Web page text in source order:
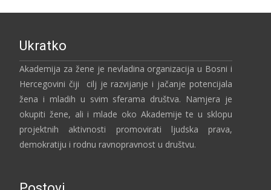
Ukratko
Akademija za žene je nevladina organizacija u Bosni i
Hercegovini čiji cilj je razvijanje i jačanje potencijala
žena i mladih u svim sferama društva. Namjera je
okupiti žene, ali i mlade oko Akademije te u sklopu
projektnih aktivnosti promovirati ljudska prava,
demokratiju i rodnu ravnopravnost u društvu.